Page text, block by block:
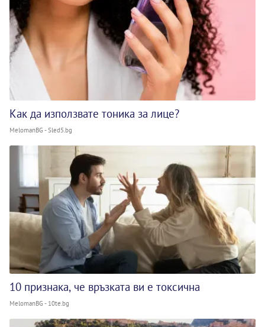
Как да използвате тоника за лице?
MelomanBG - Sled5.bg
10 признака, че връзката ви е токсична
MelomanBG - 10te.bg